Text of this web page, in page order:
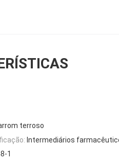
terroso
Intermediários
1